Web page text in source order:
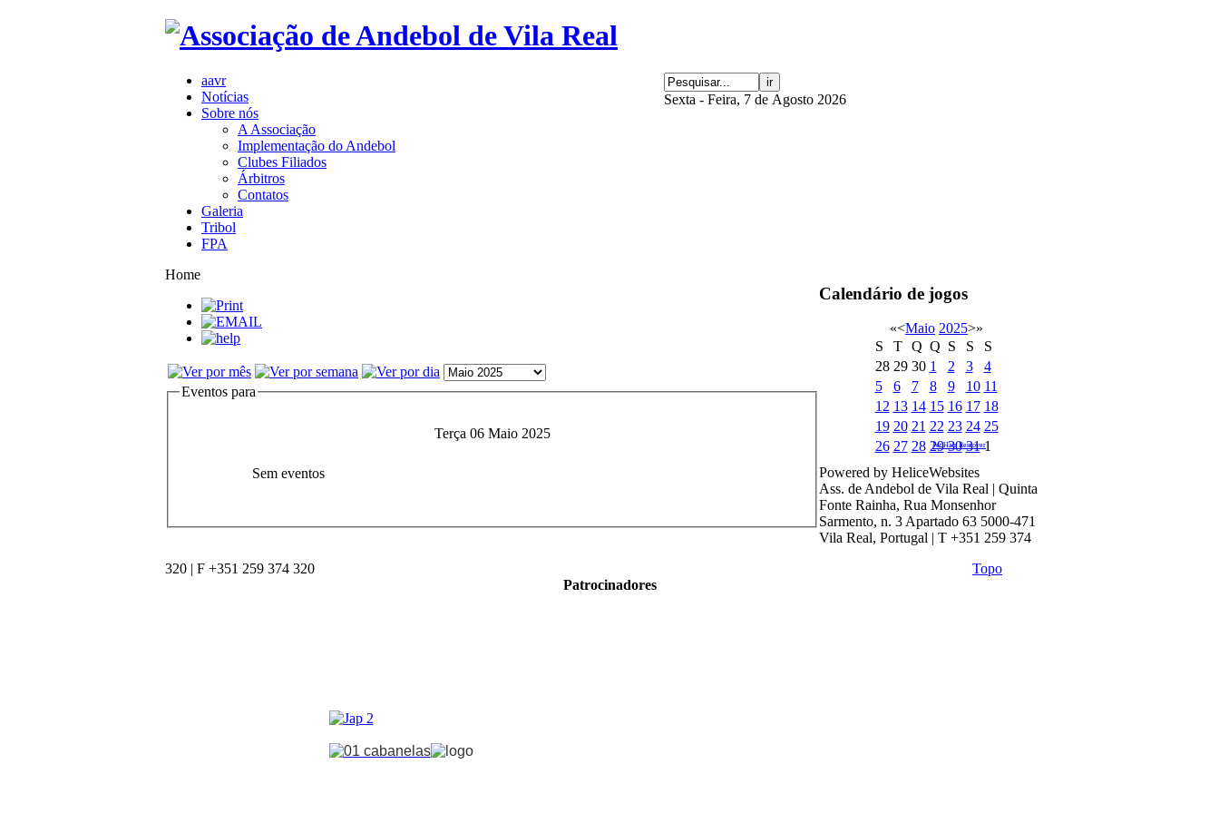
Sexta - Feira, 7 de Agosto 2026
aavr
Notícias
Sobre nós
A Associação
Implementação do Andebol
Clubes Filiados
Árbitros
Contatos
Galeria
Tribol
FPA
Home
Eventos para
Terça 06 Maio 2025
Sem eventos
Calendário de jogos
«<Maio 2025>»
S
T Q Q S S
S
28 29 30 1 2 3
4
5
6 7 8 9 10 11
12 13 14 15 16 17 18
19 20 21 22 23 24 25
26 27 28 29 30 31 1
Pet Hair Remover
Topo
Patrocinadores
Powered by HeliceWebsites
Ass. de Andebol de Vila Real | Quinta
Fonte Rainha, Rua Monsenhor
Sarmento, n. 3 Apartado 63 5000-471
Vila Real, Portugal | T +351 259 374
320 | F +351 259 374 320